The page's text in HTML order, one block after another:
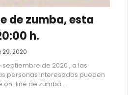
de zumba, esta
h.
2020
septiembre de 2020 , a las
personas interesadas pueden
on-line de zumba ...